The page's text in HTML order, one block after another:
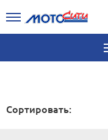
Сортировать: